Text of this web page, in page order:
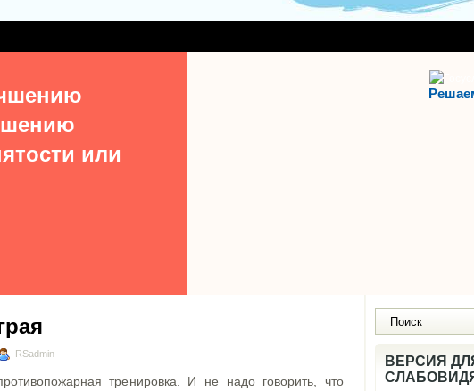
или
RSadmin
тренировка. И не надо говорить, что
ВЕРСИЯ